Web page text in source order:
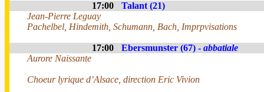
17:00
Talant (21)
Jean-Pierre Leguay
Pachelbel, Hindemith, Schumann, Bach, Imprpvisations
17:00 Ebersmunster (67) - abbatiale
Aurore Naissante
Choeur lyrique d’Alsace, direction Eric Vivion